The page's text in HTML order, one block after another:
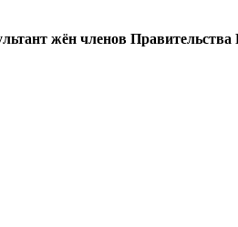
жён членов